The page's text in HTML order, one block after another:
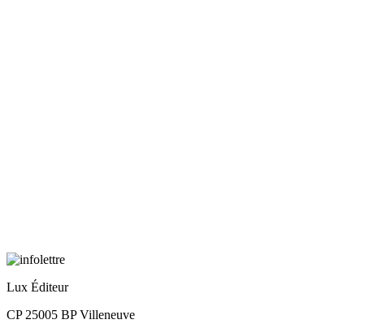
Lux Éditeur
CP 25005 BP Villeneuve